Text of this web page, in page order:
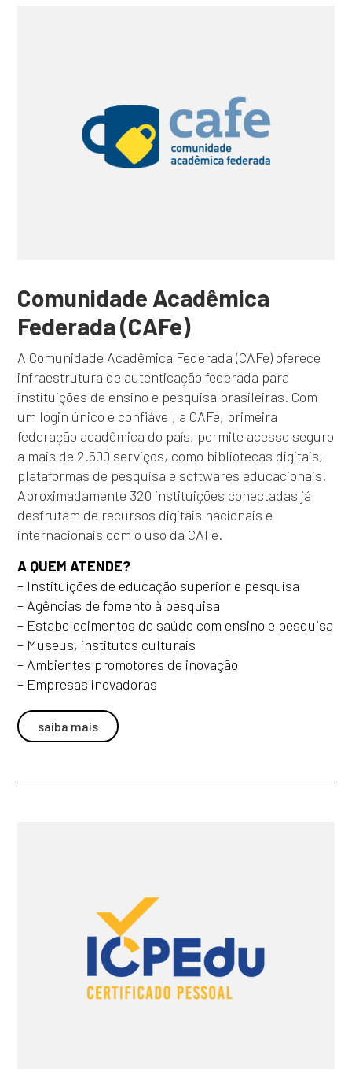
Comunidade Acadêmica
Federada (CAFe)
A Comunidade Acadêmica Federada (CAFe) oferece
infraestrutura de autenticação federada para
instituições de ensino e pesquisa brasileiras. Com
um login único e confiável, a CAFe, primeira
federação acadêmica do país, permite acesso seguro
a mais de 2.500 serviços, como bibliotecas digitais,
plataformas de pesquisa e softwares educacionais.
Aproximadamente 320 instituições conectadas já
desfrutam de recursos digitais nacionais e
internacionais com o uso da CAFe.
A QUEM ATENDE?
– Instituições de educação superior e pesquisa
– Agências de fomento à pesquisa
– Estabelecimentos de saúde com ensino e pesquisa
– Museus, institutos culturais
– Ambientes promotores de inovação
– Empresas inovadoras
saiba mais